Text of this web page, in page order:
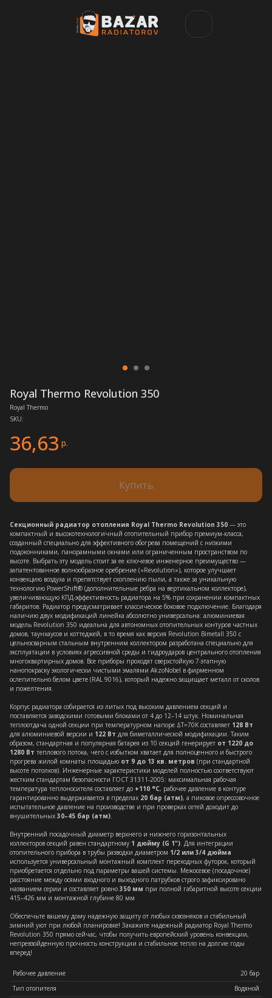
Royal Thermo Revolution 350
Royal Thermo
SKU:
36,63 р.
Купить
Секционный радиатор отопления Royal Thermo Revolution 350 — это
компактный и высокотехнологичный отопительный прибор премиум-класса,
созданный специально для эффективного обогрева помещений с низкими
подоконниками, панорамными окнами или ограниченным пространством по
высоте. Выбрать эту модель стоит за ее ключевое инженерное преимущество —
запатентованное волнообразное оребрение («Revolution»), которое улучшает
конвекцию воздуха и препятствует скоплению пыли, а также за уникальную
технологию PowerShift® (дополнительные ребра на вертикальном коллекторе),
увеличивающую КПД-эффективность радиатора на 5% при сохранении компактных
габаритов. Радиатор предусматривает классическое боковое подключение. Благодаря
наличию двух модификаций линейка абсолютно универсальна: алюминиевая
модель Revolution 350 идеальна для автономных отопительных контуров частных
домов, таунхаусов и коттеджей, в то время как версия Revolution Bimetall 350 с
цельносварным стальным внутренним коллектором разработана специально для
эксплуатации в условиях агрессивной среды и гидроударов центрального отопления
многоквартирных домов. Все приборы проходят сверхстойкую 7-этапную
нанопокраску экологически чистыми эмалями AkzoNobel в фирменном
ослепительно белом цвете (RAL 9016), который надежно защищает металл от сколов
и пожелтения.
Корпус радиатора собирается из литых под высоким давлением секций и
поставляется заводскими готовыми блоками от 4 до 12–14 штук. Номинальная
теплоотдача одной секции при температурном напоре ΔT=70K составляет 128 Вт
для алюминиевой версии и 122 Вт для биметаллической модификации. Таким
образом, стандартная и популярная батарея из 10 секций генерирует от 1220 до
1280 Вт теплового потока, чего с избытком хватает для полноценного и быстрого
прогрева жилой комнаты площадью от 9 до 13 кв. метров (при стандартной
высоте потолков). Инженерные характеристики моделей полностью соответствуют
жестким стандартам безопасности ГОСТ 31311-2005: максимальная рабочая
температура теплоносителя составляет до +110 °C, рабочее давление в контуре
гарантированно выдерживается в пределах 20 бар (атм), а пиковое опрессовочное
испытательное давление на производстве и при проверках сетей доходит до
внушительных 30–45 бар (атм).
Внутренний посадочный диаметр верхнего и нижнего горизонтальных
коллекторов секций равен стандартному 1 дюйму (G 1"). Для интеграции
отопительного прибора в трубы разводки диаметром 1/2 или 3/4 дюйма
используется универсальный монтажный комплект переходных футорок, который
приобретается отдельно под параметры вашей системы. Межосевое (посадочное)
расстояние между осями входного и выходного патрубков строго зафиксировано
названием серии и составляет ровно 350 мм при полной габаритной высоте секции
415–426 мм и монтажной глубине 80 мм
Обеспечьте вашему дому надежную защиту от любых сквозняков и стабильный
зимний уют при любой планировке! Закажите надежный радиатор Royal Thermo
Revolution 350 прямо сейчас, чтобы получить европейский уровень конвекции,
непревзойденную прочность конструкции и стабильное тепло на долгие годы
вперед!
Рабочее давление
20 бар
Тип отопителя
Водяной